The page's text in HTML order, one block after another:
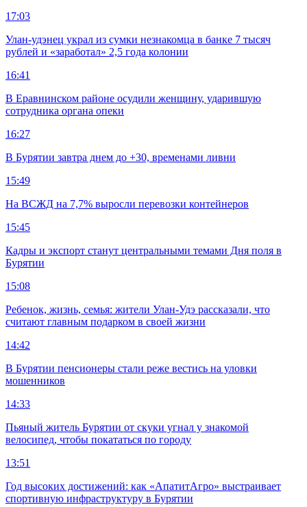
17:03
Улан-удэнец украл из сумки незнакомца в банке 7 тысяч
рублей и «заработал» 2,5 года колонии
16:41
В Еравнинском районе осудили женщину, ударившую
сотрудника органа опеки
16:27
В Бурятии завтра днем до +30, временами ливни
15:49
На ВСЖД на 7,7% выросли перевозки контейнеров
15:45
Кадры и экспорт станут центральными темами Дня поля в
Бурятии
15:08
Ребенок, жизнь, семья: жители Улан-Удэ рассказали, что
считают главным подарком в своей жизни
14:42
В Бурятии пенсионеры стали реже вестись на уловки
мошенников
14:33
Пьяный житель Бурятии от скуки угнал у знакомой
велосипед, чтобы покататься по городу
13:51
Год высоких достижений: как «АпатитАгро» выстраивает
спортивную инфраструктуру в Бурятии